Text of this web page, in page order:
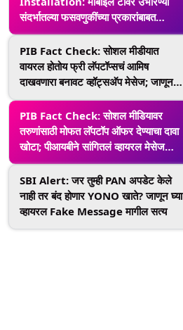
संदर्भातल्या फसवणुकींच्‍या प्रकारांबाबत
Department of
Telecommunication ने जारी केली
नोटीस
PIB Fact Check: सोशल मीडीयात
वायरल होतोय फ्री लॅपटॉप्सचं आमिष
दाखवणारा बनावट व्हॉट्सअ‍ॅप मेसेज; जाणून
घ्या सत्य
PIB Fact Check: सोशल मीडियावर
तरुणांसाठी मोफत लॅपटॉप ऑफर देण्याचा दावा
खोटा; पीआयबीने सांगितलं व्हायरल मेसेज
मागील सत्य
SBI Alert: जर तुम्ही PAN अपडेट केले
नाही तर बंद होणार YONO खाते? जाणून घ्या
व्हायरल Fake Message मागील सत्य